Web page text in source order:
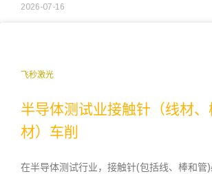
2026-07-16
飞秒激光
半导体测试业接触针（线材
材）车削
在半导体测试行业，接触针(包括线、棒和管